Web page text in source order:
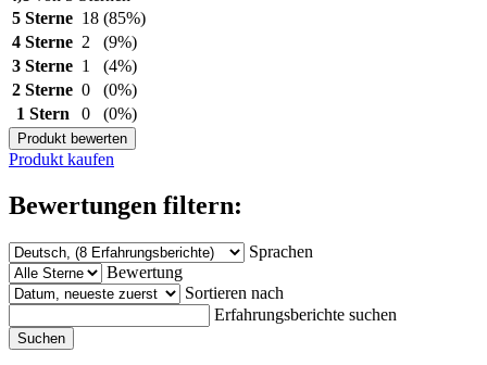
5 Sterne 18 (85%)
4 Sterne 2
(9%)
3 Sterne 1
(4%)
2 Sterne 0
(0%)
1 Stern
0 (0%)
Produkt bewerten
Produkt kaufen
Bewertungen filtern:
Sprachen
Bewertung
Sortieren nach
Erfahrungsberichte suchen
Suchen